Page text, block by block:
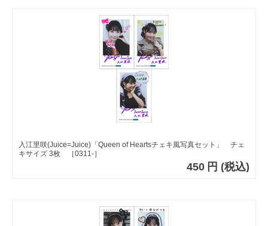
入江里咲(Juice=Juice)「Queen of Heartsチェキ風写真セット」 チェ
キサイズ 3枚 ［0311-］
450 円 (税込)